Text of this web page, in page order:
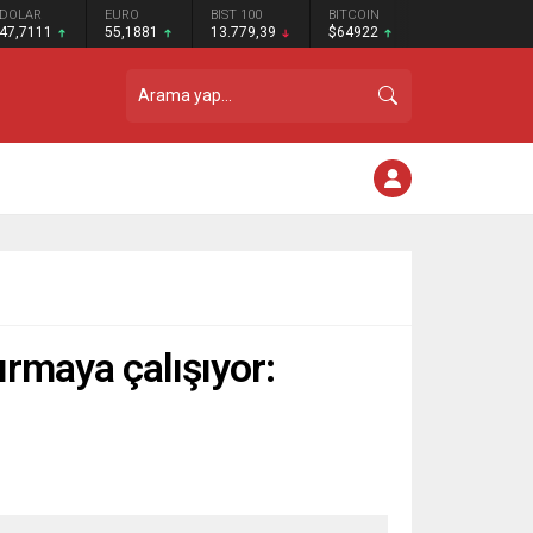
DOLAR
47,7111
EURO
55,1881
BIST 100
13.779,39
BITCOIN
$64922
çalışıyor: